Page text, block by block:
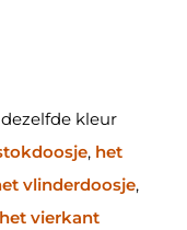
kleur
, het
vlinderdoosje,
het vierkant